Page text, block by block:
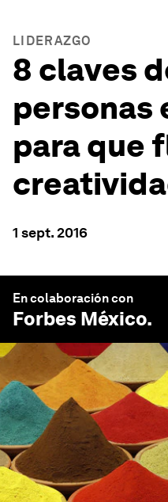
LIDERAZGO
8 claves
personas
para que
1 sept. 2016
En colaboración con
Forbes México.